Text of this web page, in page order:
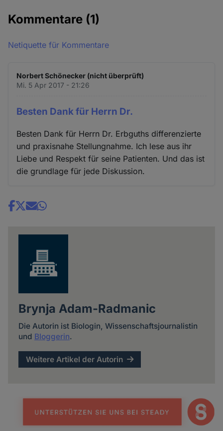
Kommentare (1)
Netiquette für Kommentare
Norbert Schönecker (nicht überprüft)
Mi. 5 Apr 2017 - 21:26
Besten Dank für Herrn Dr.
Besten Dank für Herrn Dr. Erbguths differenzierte
und praxisnahe Stellungnahme. Ich lese aus ihr
Liebe und Respekt für seine Patienten. Und das ist
die grundlage für jede Diskussion.
Share
Brynja Adam-Radmanic
Die Autorin ist Biologin, Wissenschaftsjournalistin
und Bloggerin.
Weitere Artikel der Autorin